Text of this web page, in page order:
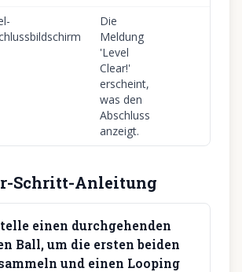
Die
Meldung
'Level
Clear!'
erscheint,
was den
Abschluss
anzeigt.
Schritt-Anleitung
einen durchgehenden
Ball, um die ersten beiden
und einen Looping